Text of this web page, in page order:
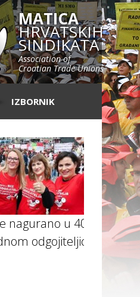
MATICA
HRVATSKIH
SINDIKATA
Association of
Croatian Trade Unions
IZBORNIK
nagurano u 40
odgojiteljicom